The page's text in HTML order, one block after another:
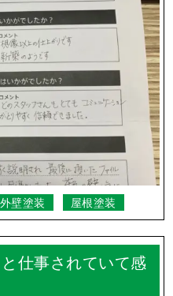
外壁塗装 屋根塗装
仕事されていて感